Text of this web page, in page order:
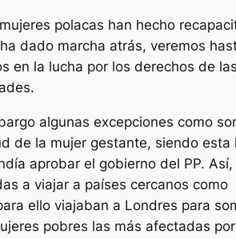
polacas han hecho
dado marcha atrás, veremos
en la lucha por los derechos de las
algunas excepciones como
de la mujer gestante, siendo esta
aprobar el gobierno del PP. Así,
a viajar a países cercanos como
ello viajaban a Londres para
pobres las más afectadas